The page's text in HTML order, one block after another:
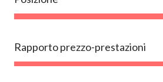
Rapporto prezzo-prestazioni